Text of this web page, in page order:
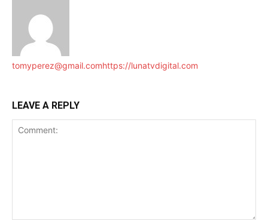
tomyperez@gmail.comhttps://lunatvdigital.com
LEAVE A REPLY